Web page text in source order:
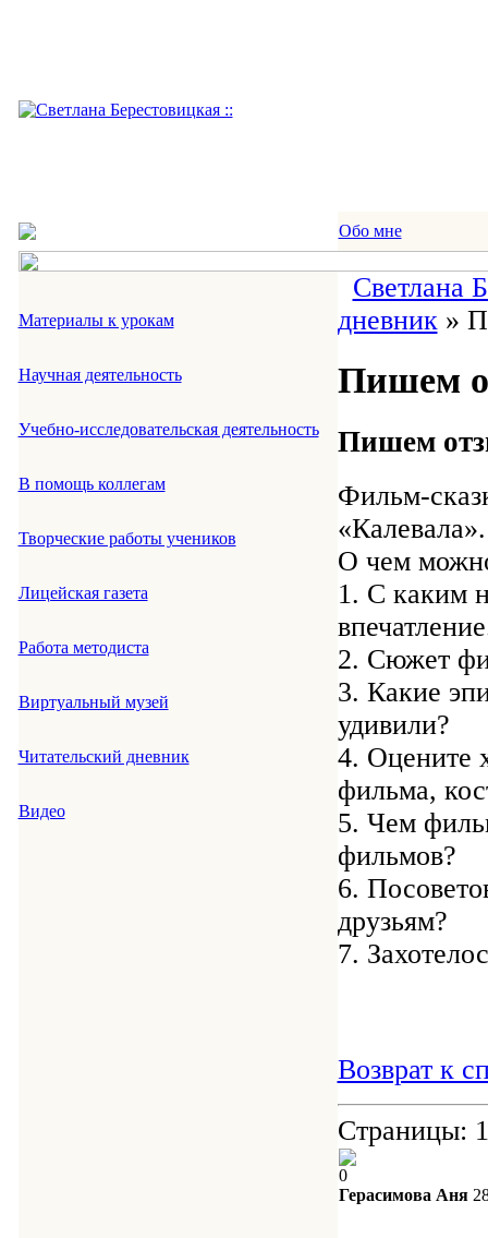
Обо мне
Материалы к урокам
Научная деятельность
Учебно-исследовательская деятельность
В помощь коллегам
Творческие работы учеников
Лицейская газета
Работа методиста
Виртуальный музей
Читательский дневник
Видео
Светлана
дневник»
Пишем
Пишем
Фильм-
О чем
1. С каким
2. Сюжет
3. Какие
удивили?
4. Оцените
фильма,
5. Чем
фильмов?
6.
друзьям?
7.
Возврат к
Страницы: 1
0
Герасимова Аня